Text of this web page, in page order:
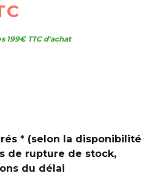
199€ TTC d'achat
* (selon la disponibilité
de rupture de stock,
du délai